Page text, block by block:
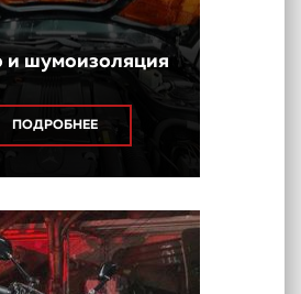
и шумоизоляция
ПОДРОБНЕЕ